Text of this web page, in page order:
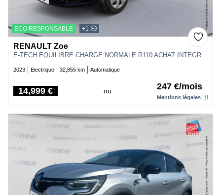
ECO RESPONSABLE +1
RENAULT Zoe
E-TECH EQUILIBRE CHARGE NORMALE R110 ACHAT INTEGRAL - MY22
2023 Electrique 32,855 km Automatique
Price
14,999 € ou 247 €/mois
Mentions légales